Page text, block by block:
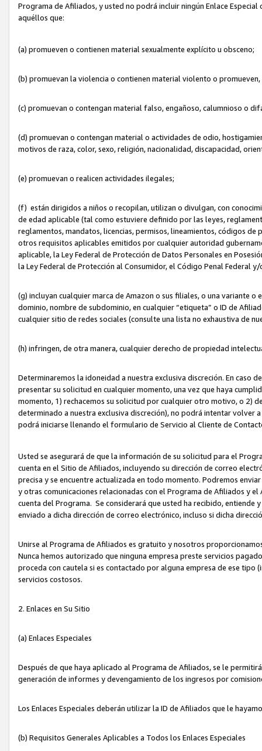
Programa de Afiliados, y usted no podrá incluir ningún Enlace
aquéllos que:
(a) promueven o contienen material sexualmente explícito u obsceno;
(b) promuevan la violencia o contienen material violento o
(c) promuevan o contengan material falso, engañoso, calumnioso o
(d) promuevan o contengan material o actividades de odio,
motivos de raza, color, sexo, religión, nacionalidad, discapacidad,
(e) promuevan o realicen actividades ilegales;
(f) están dirigidos a niños o recopilan, utilizan o divulgan, con
de edad aplicable (tal como estuviere definido por las leyes,
reglamentos, mandatos, licencias, permisos, lineamientos, códigos
otros requisitos aplicables emitidos por cualquier autoridad
aplicable, la Ley Federal de Protección de Datos Personales en
la Ley Federal de Protección al Consumidor, el Código Penal Federal
(g) incluyan cualquier marca de Amazon o sus filiales, o una variante
dominio, nombre de subdominio, en cualquier “etiqueta” o ID de
cualquier sitio de redes sociales (consulte una lista no exhaustiva de
(h) infringen, de otra manera, cualquier derecho de propiedad
Determinaremos la idoneidad a nuestra exclusiva discreción. En caso
presentar su solicitud en cualquier momento, una vez que haya
momento, 1) rechacemos su solicitud por cualquier otro motivo, o 2)
determinado a nuestra exclusiva discreción), no podrá intentar volver
podrá iniciarse llenando el formulario de Servicio al Cliente de
Usted se asegurará de que la información de su solicitud para el
cuenta en el Sitio de Afiliados, incluyendo su dirección de correo
precisa y se encuentre actualizada en todo momento. Podremos
y otras comunicaciones relacionadas con el Programa de Afiliados y
cuenta del Programa. Se considerará que usted ha recibido, entiende
enviado a dicha dirección de correo electrónico, incluso si dicha
Unirse al Programa de Afiliados es gratuito y nosotros
Nunca hemos autorizado que ninguna empresa preste servicios
proceda con cautela si es contactado por alguna empresa de ese
servicios costosos.
2. Enlaces en Su Sitio
(a) Enlaces Especiales
Después de que haya aplicado al Programa de Afiliados, se le
generación de informes y devengamiento de los ingresos por
Los Enlaces Especiales deberán utilizar la ID de Afiliados que le
(b) Requisitos Generales Aplicables a Todos los Enlaces Especiales